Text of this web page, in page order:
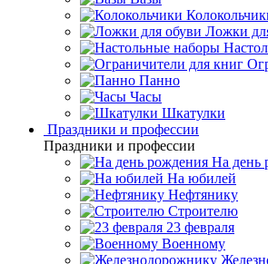
Ложки
Панно
Часы
Шкатулки
Праздники и профессии
Праздники и профессии
На день
На юбилей
Нефтянику
Строителю
23 февраля
Военному